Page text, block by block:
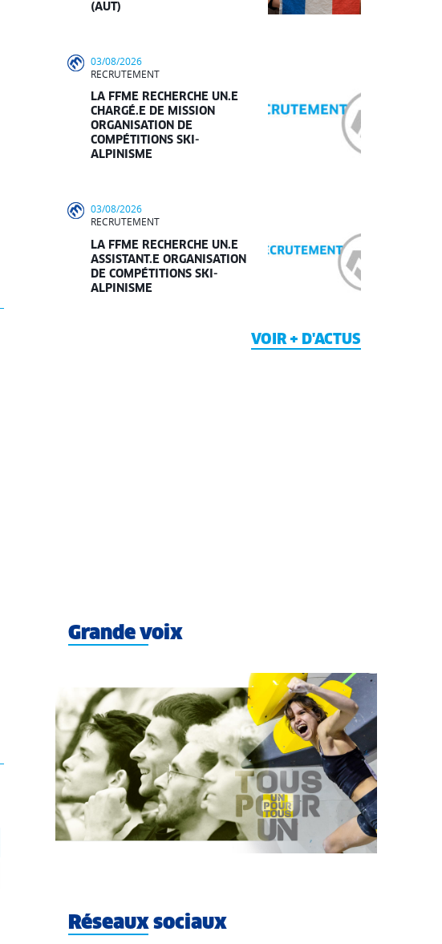
(AUT)
03/08/2026
RECRUTEMENT
LA FFME RECHERCHE UN.E
CHARGÉ.E DE MISSION
ORGANISATION DE
COMPÉTITIONS SKI-
ALPINISME
03/08/2026
RECRUTEMENT
LA FFME RECHERCHE UN.E
ASSISTANT.E ORGANISATION
DE COMPÉTITIONS SKI-
ALPINISME
VOIR + D'ACTUS
Grande voix
Réseaux sociaux